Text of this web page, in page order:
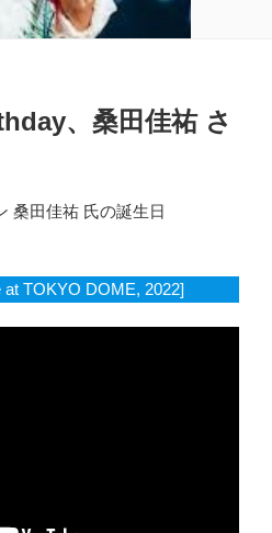
、桑田佳祐 さ
桑田佳祐 氏の誕生日
TOKYO DOME, 2022]